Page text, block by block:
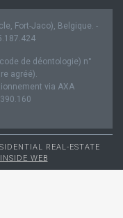
Fort-Jaco), Belgique. -
de déontologie) n°
agréé).
via AXA
REAL-ESTATE
INSIDE WEB